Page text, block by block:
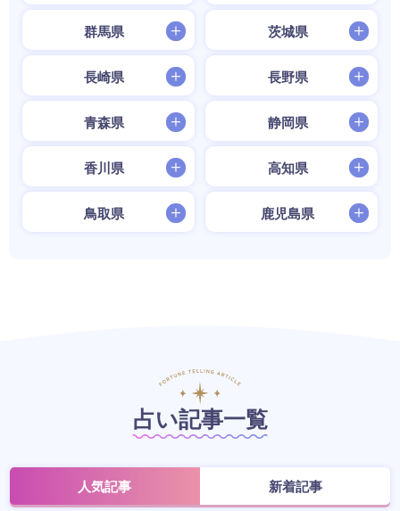
群馬県 茨城県
長崎県 長野県
青森県 静岡県
香川県 高知県
鳥取県 鹿児島県
占い記事一覧
人気記事 新着記事